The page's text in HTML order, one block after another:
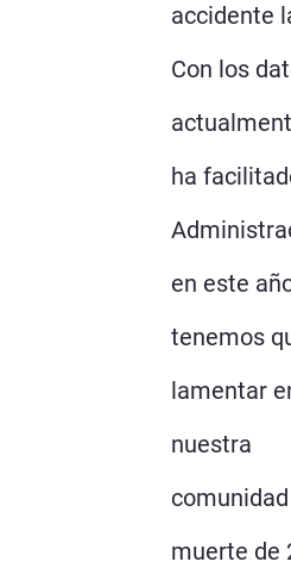
accidente
Con los
ha
en este
tenemos
lamentar
nuestra
muerte de